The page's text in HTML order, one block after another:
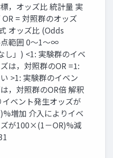
，オッズ比 統計量 実
= 対照群のオッズ
オッズ比 (Odds
範囲 0〜1〜∞
し」) <1: 実験群のイベ
は，対照群のOR =1:
>1: 実験群のイベン
，対照群のOR倍 解釈
ベント発生オッズが
増加 介⼊によりイベ
が100×(1－OR)%減